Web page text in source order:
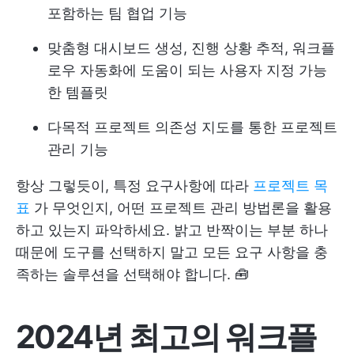
포함하는 팀 협업 기능
맞춤형 대시보드 생성, 진행 상황 추적, 워크플
로우 자동화에 도움이 되는 사용자 지정 가능
한 템플릿
다목적 프로젝트 의존성 지도를 통한 프로젝트
관리 기능
항상 그렇듯이, 특정 요구사항에 따라 프로젝트 목
표 가 무엇인지, 어떤 프로젝트 관리 방법론을 활용
하고 있는지 파악하세요. 밝고 반짝이는 부분 하나
때문에 도구를 선택하지 말고 모든 요구 사항을 충
족하는 솔루션을 선택해야 합니다. 🧰
2024년 최고의 워크플